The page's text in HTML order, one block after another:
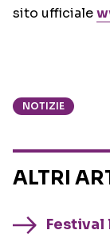
sito ufficiale
NOTIZIE
ALTRI